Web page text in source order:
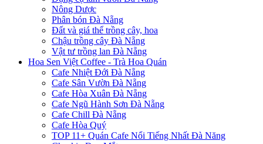
Nông Dược
Phân bón Đà Nẵng
Đất và giá thể trồng cây, hoa
Chậu trồng cây Đà Nẵng
Vật tư trồng lan Đà Nẵng
Hoa Sen Việt Coffee - Trà Hoa Quán
Cafe Nhiệt Đới Đà Nẵng
Cafe Sân Vườn Đà Nẵng
Cafe Hòa Xuân Đà Nẵng
Cafe Ngũ Hành Sơn Đà Nẵng
Cafe Chill Đà Nẵng
Cafe Hòa Quý
TOP 11+ Quán Cafe Nổi Tiếng Nhất Đà Năng